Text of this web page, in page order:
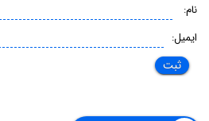
نام:
ایمیل: